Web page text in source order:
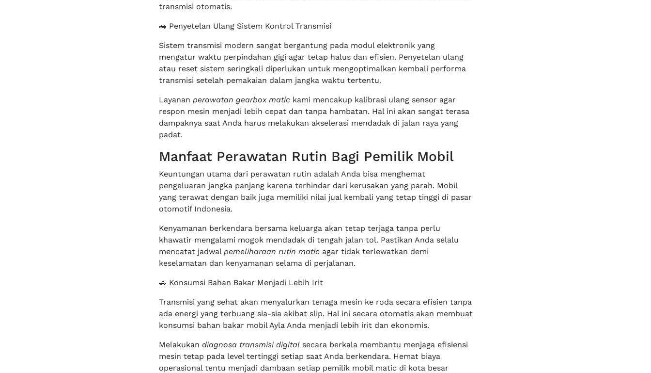
transmisi otomatis.
🚗 Penyetelan Ulang Sistem Kontrol Transmisi
Sistem transmisi modern sangat bergantung pada modul elektronik yang
mengatur waktu perpindahan gigi agar tetap halus dan efisien. Penyetelan ulang
atau reset sistem seringkali diperlukan untuk mengoptimalkan kembali performa
transmisi setelah pemakaian dalam jangka waktu tertentu.
Layanan perawatan gearbox matickami mencakup kalibrasi ulang sensor agar
respon mesin menjadi lebih cepat dan tanpa hambatan. Hal ini akan sangat terasa
dampaknya saat Anda harus melakukan akselerasi mendadak di jalan raya yang
padat.
Manfaat Perawatan Rutin Bagi Pemilik Mobil
Keuntungan utama dari perawatan rutin adalah Anda bisa menghemat
pengeluaran jangka panjang karena terhindar dari kerusakan yang parah. Mobil
yang terawat dengan baik juga memiliki nilai jual kembali yang tetap tinggi di pasar
otomotif Indonesia.
Kenyamanan berkendara bersama keluarga akan tetap terjaga tanpa perlu
khawatir mengalami mogok mendadak di tengah jalan tol. Pastikan Anda selalu
mencatat jadwal pemeliharaan rutin maticagar tidak terlewatkan demi
keselamatan dan kenyamanan selama di perjalanan.
🚗 Konsumsi Bahan Bakar Menjadi Lebih Irit
Transmisi yang sehat akan menyalurkan tenaga mesin ke roda secara efisien tanpa
ada energi yang terbuang sia-sia akibat slip. Hal ini secara otomatis akan membuat
konsumsi bahan bakar mobil Ayla Anda menjadi lebih irit dan ekonomis.
Melakukan diagnosa transmisi digitalsecara berkala membantu menjaga efisiensi
mesin tetap pada level tertinggi setiap saat Anda berkendara. Hemat biaya
operasional tentu menjadi dambaan setiap pemilik mobil matic di kota besar